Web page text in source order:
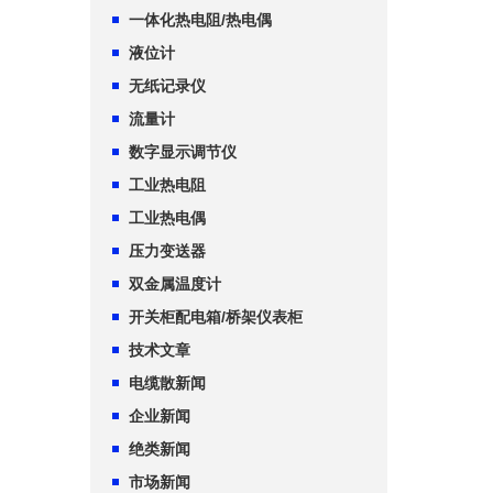
一体化热电阻/热电偶
液位计
无纸记录仪
流量计
数字显示调节仪
工业热电阻
工业热电偶
压力变送器
双金属温度计
开关柜配电箱/桥架仪表柜
技术文章
电缆散新闻
企业新闻
绝类新闻
市场新闻